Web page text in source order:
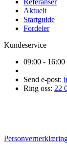
Referanser
Aktuelt
Startguide
Fordeler
Kundeservice
09:00 - 16:00
Send e-post:
Ring oss: 22